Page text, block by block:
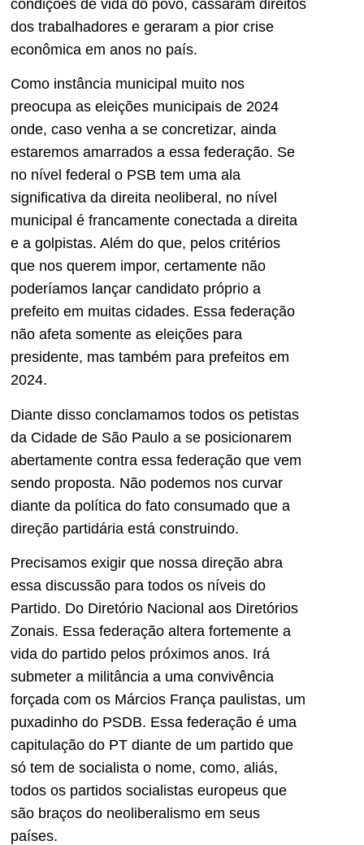
condições de vida do povo, cassaram direitos
dos trabalhadores e geraram a pior crise
econômica em anos no país.
Como instância municipal muito nos
preocupa as eleições municipais de 2024
onde, caso venha a se concretizar, ainda
estaremos amarrados a essa federação. Se
no nível federal o PSB tem uma ala
significativa da direita neoliberal, no nível
municipal é francamente conectada a direita
e a golpistas. Além do que, pelos critérios
que nos querem impor, certamente não
poderíamos lançar candidato próprio a
prefeito em muitas cidades. Essa federação
não afeta somente as eleições para
presidente, mas também para prefeitos em
2024.
Diante disso conclamamos todos os petistas
da Cidade de São Paulo a se posicionarem
abertamente contra essa federação que vem
sendo proposta. Não podemos nos curvar
diante da política do fato consumado que a
direção partidária está construindo.
Precisamos exigir que nossa direção abra
essa discussão para todos os níveis do
Partido. Do Diretório Nacional aos Diretórios
Zonais. Essa federação altera fortemente a
vida do partido pelos próximos anos. Irá
submeter a militância a uma convivência
forçada com os Márcios França paulistas, um
puxadinho do PSDB. Essa federação é uma
capitulação do PT diante de um partido que
só tem de socialista o nome, como, aliás,
todos os partidos socialistas europeus que
são braços do neoliberalismo em seus
países.